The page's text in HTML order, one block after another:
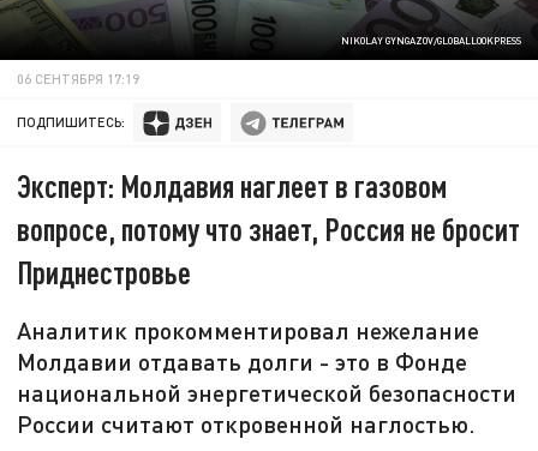
NIKOLAY GYNGAZOV/GLOBALLOOKPRESS
06 СЕНТЯБРЯ 17:19
ПОДПИШИТЕСЬ:
Эксперт: Молдавия наглеет в газовом
вопросе, потому что знает, Россия не бросит
Приднестровье
Аналитик прокомментировал нежелание
Молдавии отдавать долги - это в Фонде
национальной энергетической безопасности
России считают откровенной наглостью.